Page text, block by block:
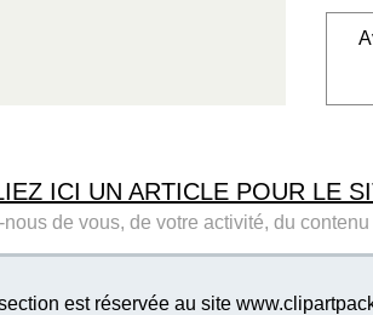
ICI UN ARTICLE POUR LE
nous de vous, de votre activité, du
est réservée au site